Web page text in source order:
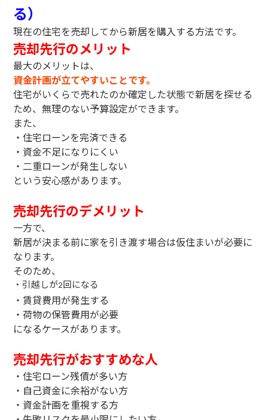
る）
現在の住宅を売却してから新居を購入する方法です。
売却先行のメリット
最大のメリットは、
資金計画が立てやすいことです。
住宅がいくらで売れたのか確定した状態で新居を探せる
ため、無理のない予算設定ができます。
また、
・住宅ローンを完済できる
・資金不足になりにくい
・二重ローンが発生しない
という安心感があります。
売却先行のデメリット
一方で、
新居が決まる前に家を引き渡す場合は仮住まいが必要に
なります。
そのため、
・引越しが2回になる
・賃貸費用が発生する
・荷物の保管費用が必要
になるケースがあります。
売却先行がおすすめな人
・住宅ローン残債が多い方
・自己資金に余裕がない方
・資金計画を重視する方